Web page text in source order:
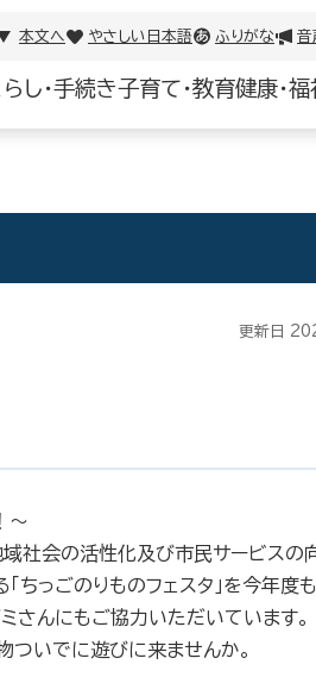
本文へ やさしい日本語 ふりがな 音
らし・手続き子育て・教育健康・福
更新日
〜
域社会の活性化及び市民サービスの
ちっごのりものフェスタ」を今年度も
さんにもご協力いただいています。
ついでに遊びに来ませんか。